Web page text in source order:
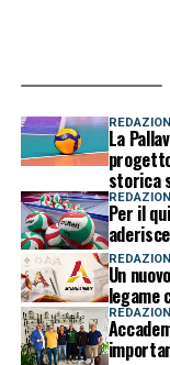
La
storica
Per il
Un
legame